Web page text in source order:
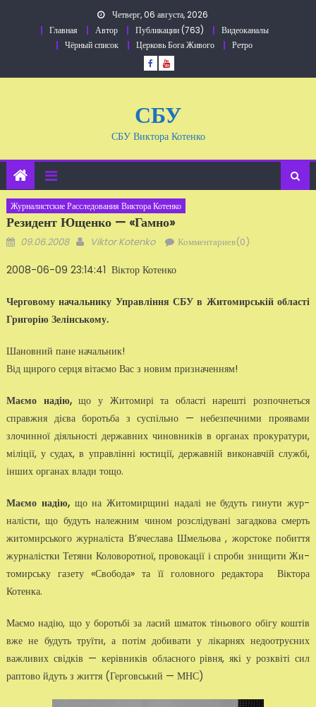
Четверг, 06 августа, 2026
Главная
Автор Публикации (763)
Видеоканалы
Чёрный список
Церковь Бога Живого Ретро
СБУ
СБУ Виктора Котенко
Журналистские Расследования Виктора Котенко
Резидент Ющенко — «гамно»
Добавлено
09.06.2008 Автор
Viktor Kotenko Комментариев(0)
2008-06-09 23:14:41 Віктор Котенко
Черговому начальнику Управління СБУ в Житомирській області
Григорію Зелінському.
Шановний пане начальник!
Від щирого серця вітаємо Вас з новим призначенням!
Маємо надію,що у Житомирі та області нарешті розпочнеться
справжня дієва бо­ротьба з суспільно — небезпечними проява­ми
злочинної діяльності державних чиновників в органах прокуратури,
міліції, у судах, в управлінні юстиції, державній виконавчій службі,
інших органах влади тощо.
Маємо надію, що на Житомирщині надалі не будуть гинути жур­
налісти, що будуть належним чином розслідувані загадкова смерть
жи­томирського журналіста В’ячеслава Шмельова , жорстоке побиття
жур­налістки Тетяни Коловоротної, провокації і спроби знищити Жи­
томирську газету «Свобода» та її головного редактора Вікто­ра
Котенка.
Маємо надію, що у боротьбі за ласий шматок тіньового обігу коштів
вже не будуть труїти, а потім добивати у лікарнях недоотруєних
важли­вих свідків — керівників обласного рівня, які у розквіті сил
раптово йдуть з життя (Герговський — МНС)